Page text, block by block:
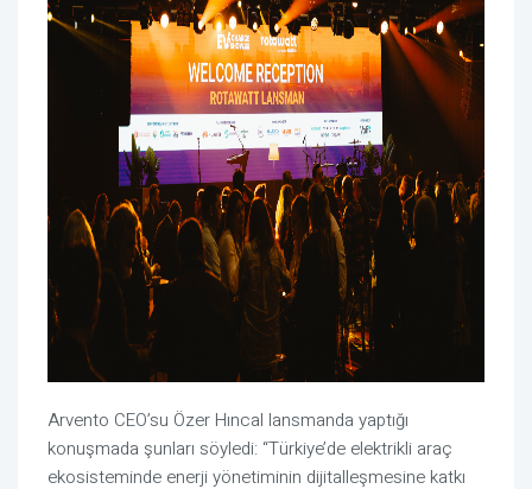
Arvento CEO’su Özer Hıncal lansmanda yaptığı
konuşmada şunları söyledi: “Türkiye’de elektrikli araç
ekosisteminde enerji yönetiminin dijitalleşmesine katkı